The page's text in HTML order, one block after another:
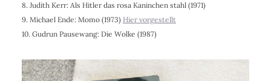
8. Judith Kerr: Als Hitler das rosa Kaninchen stahl (1971)
9. Michael Ende: Momo (1973) Hier vorgestellt
10. Gudrun Pausewang: Die Wolke (1987)